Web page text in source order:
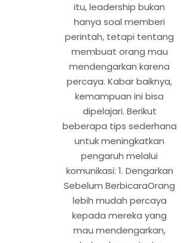
itu, leadership bukan
hanya soal memberi
perintah, tetapi tentang
membuat orang mau
mendengarkan karena
percaya. Kabar baiknya,
kemampuan ini bisa
dipelajari. Berikut
beberapa tips sederhana
untuk meningkatkan
pengaruh melalui
komunikasi: 1. Dengarkan
Sebelum BerbicaraOrang
lebih mudah percaya
kepada mereka yang
mau mendengarkan,